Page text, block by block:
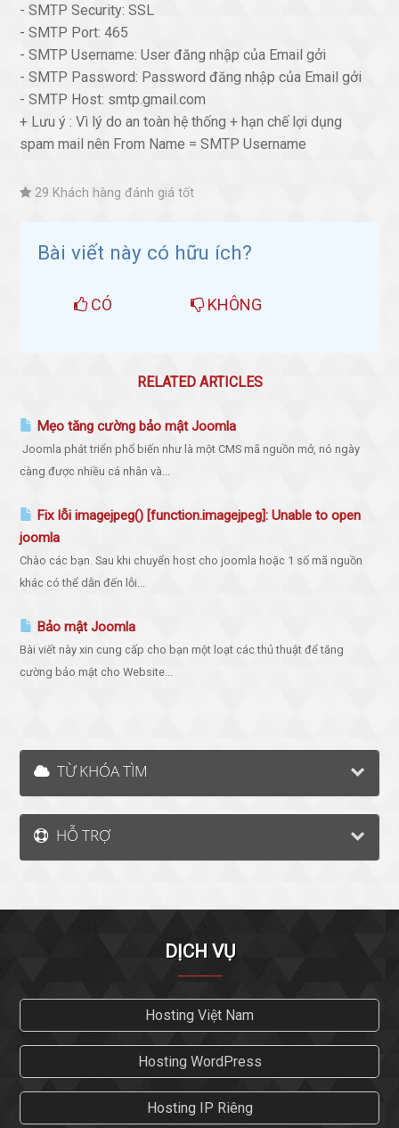
- SMTP Security: SSL
- SMTP Port: 465
- SMTP Username: User đăng nhập của Email gởi
- SMTP Password: Password đăng nhập của Email gởi
- SMTP Host: smtp.gmail.com
+ Lưu ý : Vì lý do an toàn hệ thống + hạn chế lợi dụng
spam mail nên From Name = SMTP Username
29 Khách hàng đánh giá tốt
Bài viết này có hữu ích?
CÓ KHÔNG
RELATED ARTICLES
Mẹo tăng cường bảo mật Joomla
Joomla phát triển phổ biến như là một CMS mã nguồn mở, nó ngày
càng được nhiều cá nhân và...
Fix lỗi imagejpeg() [function.imagejpeg]: Unable to open
joomla
Chào các bạn. Sau khi chuyển host cho joomla hoặc 1 số mã nguồn
khác có thể dẫn đến lỗi...
Bảo mật Joomla
Bài viết này xin cung cấp cho bạn một loạt các thủ thuật để tăng
cường bảo mật cho Website...
TỪ KHÓA TÌM
HỖ TRỢ
DỊCH VỤ
Hosting Việt Nam
Hosting WordPress
Hosting IP Riêng